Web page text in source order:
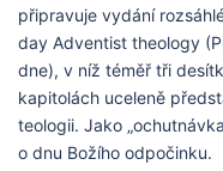
připravuje vydání
day Adventist theology
dne), v níž téměř tři
kapitolách uceleně
teologii. Jako
o dnu Božího odpočinku.